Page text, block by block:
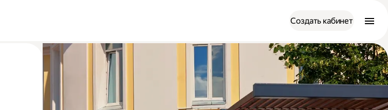
Создать кабинет